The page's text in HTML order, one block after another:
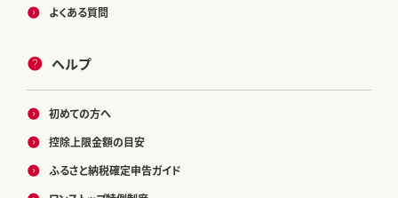
よくある質問
ヘルプ
初めての方へ
控除上限金額の目安
ふるさと納税確定申告ガイド